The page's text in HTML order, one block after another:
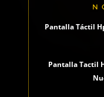
Pantalla Táctil
Pantalla Tactil